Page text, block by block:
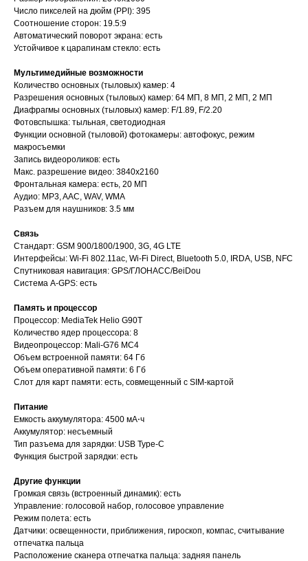
Число пикселей на дюйм (PPI): 395
Соотношение сторон: 19.5:9
Автоматический поворот экрана: есть
Устойчивое к царапинам стекло: есть
Мультимедийные возможности
Количество основных (тыловых) камер: 4
Разрешения основных (тыловых) камер: 64 МП, 8 МП, 2 МП, 2 МП
Диафрагмы основных (тыловых) камер: F/1.89, F/2.20
Фотовспышка: тыльная, светодиодная
Функции основной (тыловой) фотокамеры: автофокус, режим
макросъемки
Запись видеороликов: есть
Макс. разрешение видео: 3840x2160
Фронтальная камера: есть, 20 МП
Аудио: MP3, AAC, WAV, WMA
Разъем для наушников: 3.5 мм
Связь
Стандарт: GSM 900/1800/1900, 3G, 4G LTE
Интерфейсы: Wi-Fi 802.11ac, Wi-Fi Direct, Bluetooth 5.0, IRDA, USB, NFC
Спутниковая навигация: GPS/ГЛОНАСС/BeiDou
Cистема A-GPS: есть
Память и процессор
Процессор: MediaTek Helio G90T
Количество ядер процессора: 8
Видеопроцессор: Mali-G76 MC4
Объем встроенной памяти: 64 Гб
Объем оперативной памяти: 6 Гб
Слот для карт памяти: есть, совмещенный с SIM-картой
Питание
Емкость аккумулятора: 4500 мА⋅ч
Аккумулятор: несъемный
Тип разъема для зарядки: USB Type-C
Функция быстрой зарядки: есть
Другие функции
Громкая связь (встроенный динамик): есть
Управление: голосовой набор, голосовое управление
Режим полета: есть
Датчики: освещенности, приближения, гироскоп, компас, считывание
отпечатка пальца
Расположение сканера отпечатка пальца: задняя панель